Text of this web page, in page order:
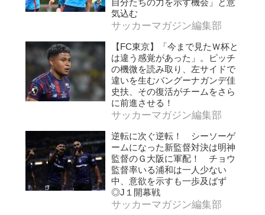
自分たちの力を示す機会」と意
気込む
サッカーマガジン編集部
【FC東京】「今まで見たＷ杯と
は違う感覚があった」。ピッチ
の機微を読み取り、左サイドで
違いを生むバングーナガンデ佳
史扶、その復活がチームをさら
に前進させる！
サッカーマガジン編集部
逆転に次ぐ逆転！ シーソーゲ
ームになった新監督対決は明神
監督のＧ大阪に軍配！ チョウ
監督率いる浦和は一人少ない
中、意欲を示すも一歩及ばず
◎J１開幕戦
サッカーマガジン編集部